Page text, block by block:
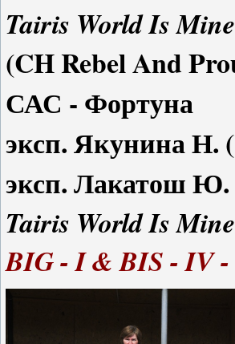
Tairis World Is
(CH Rebel And
САС - Фортуна
эксп. Якунина Н.
эксп. Лакатош Ю.
Tairis World Is
BIG - I & BIS -